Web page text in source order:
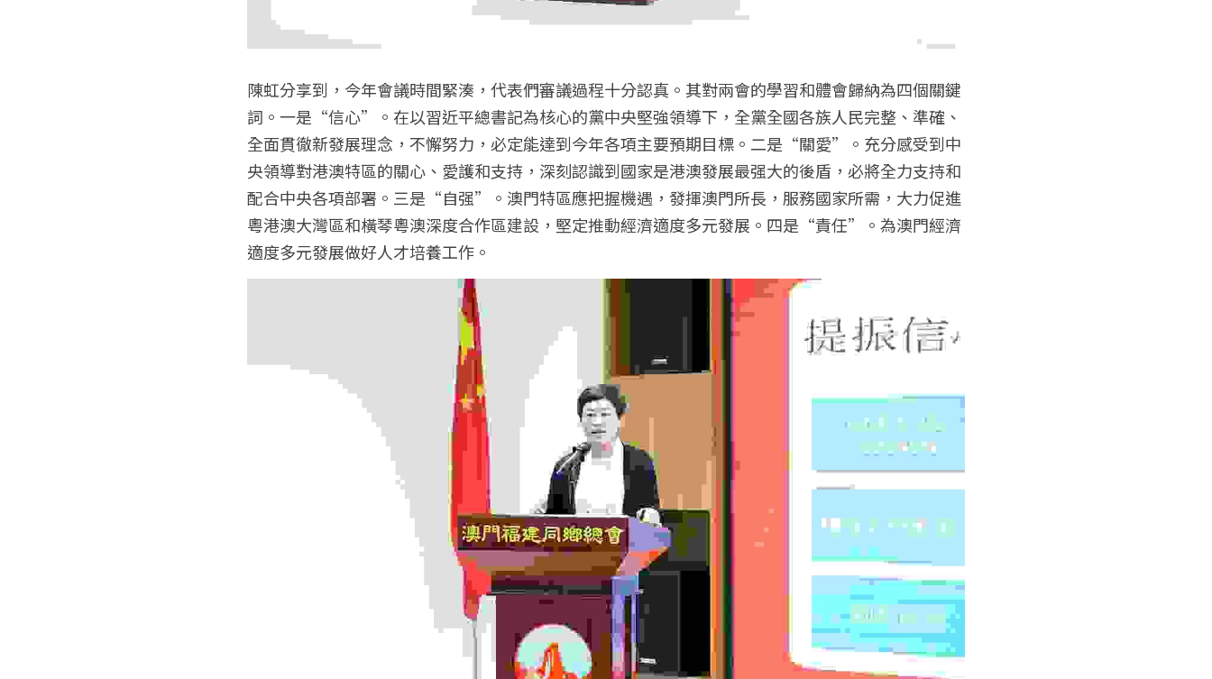
陳虹分享到，今年會議時間緊湊，代表們審議過程十分認真。其對兩會的學習和體會歸納為四個關鍵
詞。一是“信心”。在以習近平總書記為核心的黨中央堅強領導下，全黨全國各族人民完整、準確、
全面貫徹新發展理念，不懈努力，必定能達到今年各項主要預期目標。二是“關愛”。充分感受到中
央領導對港澳特區的關心、愛護和支持，深刻認識到國家是港澳發展最强大的後盾，必將全力支持和
配合中央各項部署。三是“自强”。澳門特區應把握機遇，發揮澳門所長，服務國家所需，大力促進
粵港澳大灣區和橫琴粵澳深度合作區建設，堅定推動經濟適度多元發展。四是“責任”。為澳門經濟
適度多元發展做好人才培養工作。